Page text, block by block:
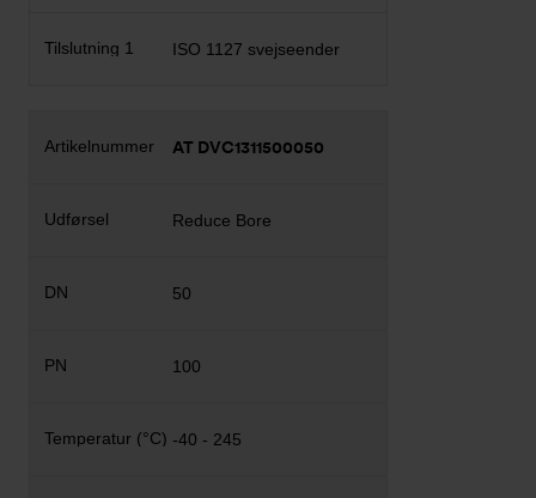
ISO 1127 svejseender
AT DVC1311500050
Reduce Bore
50
100
-40 - 245